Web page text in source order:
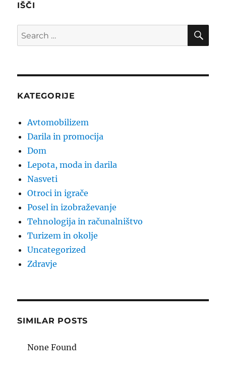
IŠČI
Search
for:
KATEGORIJE
Avtomobilizem
Darila in promocija
Dom
Lepota, moda in darila
Nasveti
Otroci in igrače
Posel in izobraževanje
Tehnologija in računalništvo
Turizem in okolje
Uncategorized
Zdravje
SIMILAR POSTS
None Found